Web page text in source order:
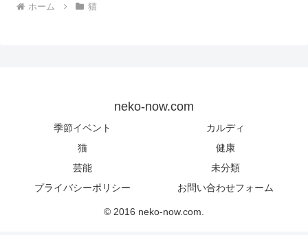
ホーム 猫
neko-now.com
季節イベント
カルディ
猫
健康
芸能
未分類
プライバシーポリシー
お問い合わせフォーム
© 2016 neko-now.com.